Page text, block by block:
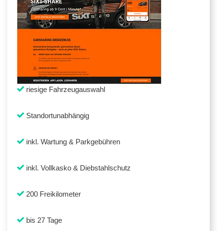
riesige Fahrzeugauswahl
Standortunabhängig
inkl. Wartung & Parkgebühren
inkl. Vollkasko & Diebstahlschutz
200 Freikilometer
bis 27 Tage